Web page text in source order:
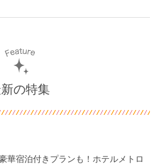
の特集
華宿泊付きプランも！ホテルメトロ